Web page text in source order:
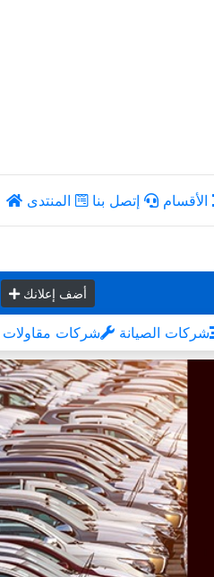
الأقسام إتصل بنا المنتدى
أضف إعلانك
شركات مقاولات شركات الصيانة